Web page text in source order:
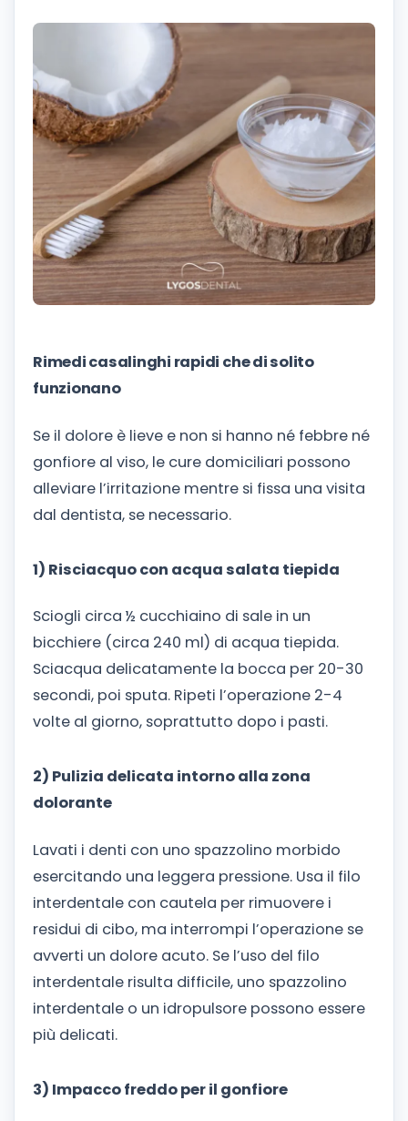
Rimedi casalinghi rapidi che di solito
funzionano
Se il dolore è lieve e non si hanno né febbre né
gonfiore al viso, le cure domiciliari possono
alleviare l’irritazione mentre si fissa una visita
dal dentista, se necessario.
1) Risciacquo con acqua salata tiepida
Sciogli circa ½ cucchiaino di sale in un
bicchiere (circa 240 ml) di acqua tiepida.
Sciacqua delicatamente la bocca per 20-30
secondi, poi sputa. Ripeti l’operazione 2-4
volte al giorno, soprattutto dopo i pasti.
2) Pulizia delicata intorno alla zona
dolorante
Lavati i denti con uno spazzolino morbido
esercitando una leggera pressione. Usa il filo
interdentale con cautela per rimuovere i
residui di cibo, ma interrompi l’operazione se
avverti un dolore acuto. Se l’uso del filo
interdentale risulta difficile, uno spazzolino
interdentale o un idropulsore possono essere
più delicati.
3) Impacco freddo per il gonfiore